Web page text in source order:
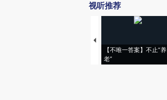
视听推荐
【不唯一答案】不止“养
老”